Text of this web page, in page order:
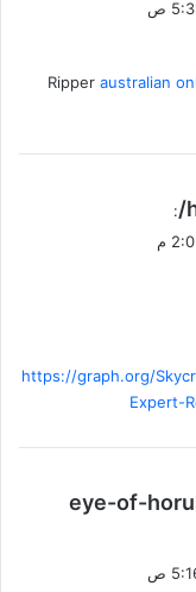
Ripper australian
:
https://graph.org/
Expert-
eye-of-